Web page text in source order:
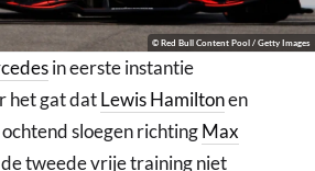
© Red Bull Content Pool / Getty Images
in eerste instantie
het gat datLewis Hamiltonen
sloegen richtingMax
de tweede vrije training niet